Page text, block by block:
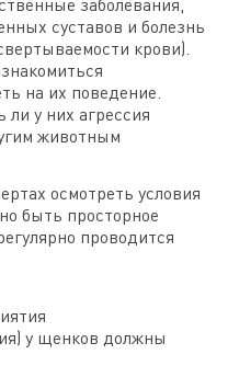
суставов и болезнь
крови).
на их поведение.
у них агрессия
животным
осмотреть условия
быть просторное
проводится
у щенков должны